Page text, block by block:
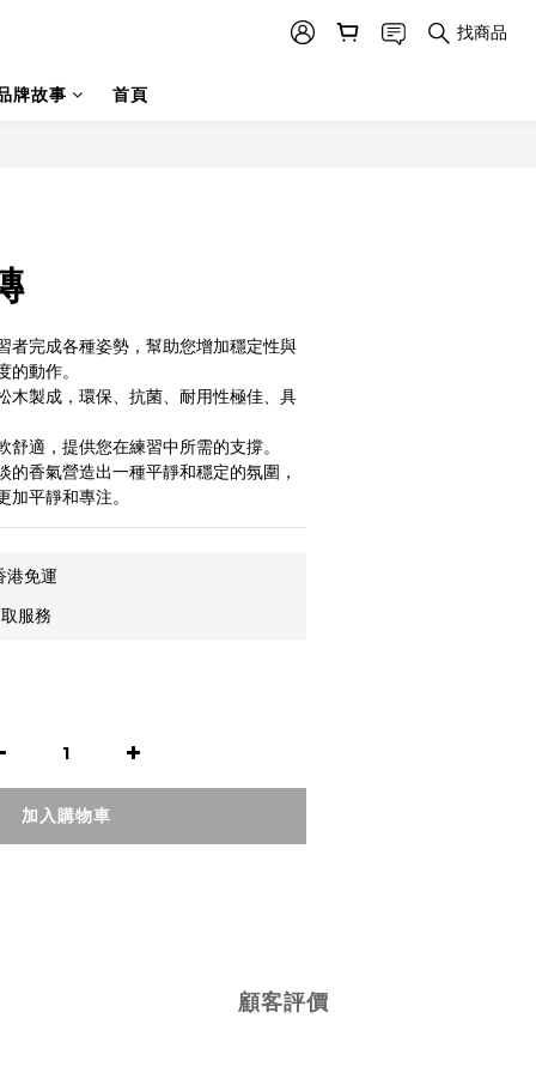
找商品
牌故事 首頁
者完成各種姿勢，幫助您增加穩定性與
動作。
製成，環保、抗菌、耐用性極佳、具
適，提供您在練習中所需的支撐。
香氣營造出一種平靜和穩定的氛圍，
平靜和專注。
免運
服務
加入購物車
顧客評價